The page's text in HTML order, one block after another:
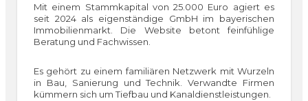
Mit einem Stammkapital von 25.000 Euro agiert es
seit 2024 als eigenständige GmbH im bayerischen
Immobilienmarkt. Die Website betont feinfühlige
Beratung und Fachwissen.
Es gehört zu einem familiären Netzwerk mit Wurzeln
in Bau, Sanierung und Technik. Verwandte Firmen
kümmern sich um Tiefbau und Kanaldienstleistungen.